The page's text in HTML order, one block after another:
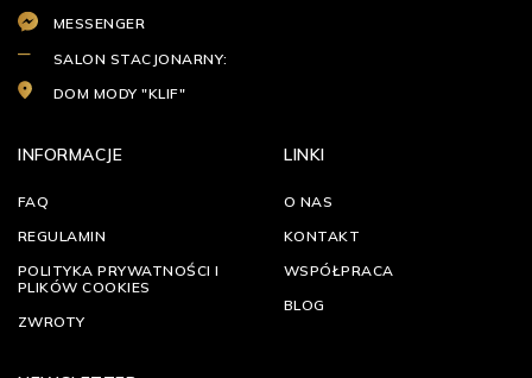
MESSENGER
SALON STACJONARNY:
DOM MODY "KLIF"
INFORMACJE
FAQ
REGULAMIN
POLITYKA PRYWATNOŚCI I
PLIKÓW COOKIES
ZWROTY
LINKI
O NAS
KONTAKT
WSPÓŁPRACA
BLOG